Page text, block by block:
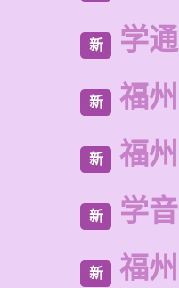
新 学
新 福
新 福
新 学
新 福